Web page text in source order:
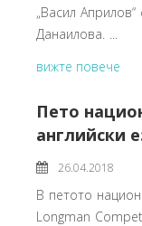
„Васил
Данаилова. ...
вижте повече
Пето
английски
26.04.2018
В петото
Longman